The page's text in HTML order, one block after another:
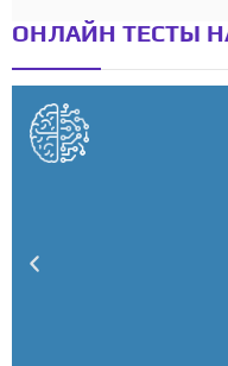
ОНЛАЙН ТЕСТЫ